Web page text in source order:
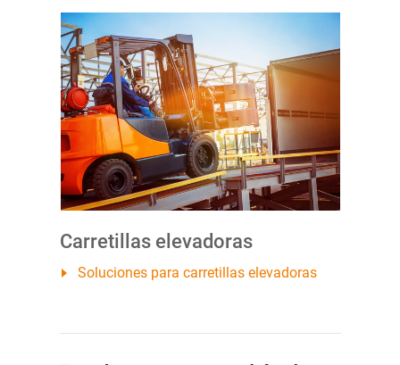
Carretillas elevadoras
Soluciones para carretillas elevadoras